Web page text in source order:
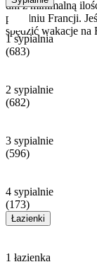
dni z minimalną
południu Francji.
spędzić wakacje na
1 sypialnia
(683)
2 sypialnie
(682)
3 sypialnie
(596)
4 sypialnie
(173)
Łazienki
1 łazienka